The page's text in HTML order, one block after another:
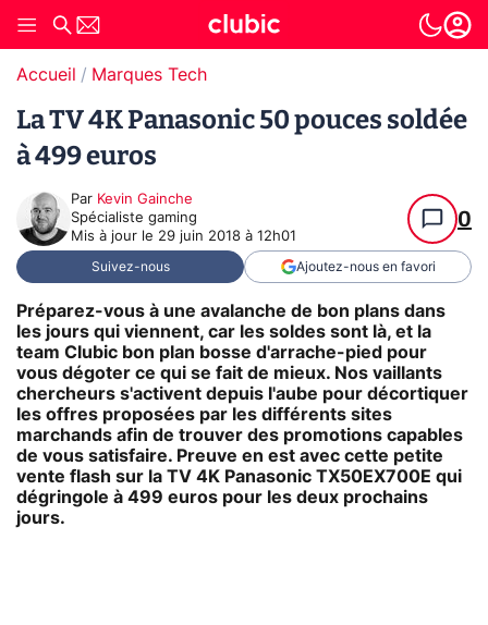
Accueil Marques Tech
La TV 4K Panasonic 50 pouces soldée
à 499 euros
Par Kevin Gainche
Spécialiste gaming
Mis à jour le 29 juin 2018 à 12h01
0
Suivez-nous Ajoutez-nous en favori
Préparez-vous à une avalanche de bon plans dans
les jours qui viennent, car les soldes sont là, et la
team Clubic bon plan bosse d'arrache-pied pour
vous dégoter ce qui se fait de mieux. Nos vaillants
chercheurs s'activent depuis l'aube pour décortiquer
les offres proposées par les différents sites
marchands afin de trouver des promotions capables
de vous satisfaire. Preuve en est avec cette petite
vente flash sur la TV 4K Panasonic TX50EX700E qui
dégringole à 499 euros pour les deux prochains
jours.